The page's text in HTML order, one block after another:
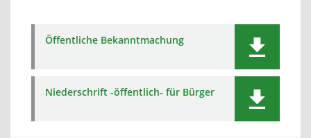
Öffentliche Bekanntmachung
Niederschrift -öffentlich- für Bürger